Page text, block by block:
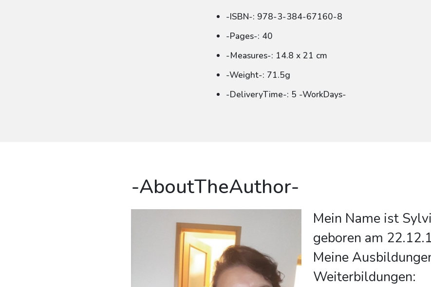
-ISBN-: 978-3-384-67160-8
-Pages-: 40
-Measures-: 14.8 x 21 cm
-Weight-: 71.5g
-DeliveryTime-: 5 -WorkDays-
-AboutTheAuthor-
Mein Name ist
geboren am
Meine
Weiterbildungen: